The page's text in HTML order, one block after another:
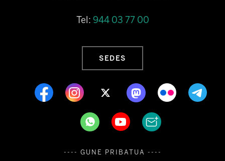
Tel: 944 03 77 00
SEDES
---- GUNE PRIBATUA ----